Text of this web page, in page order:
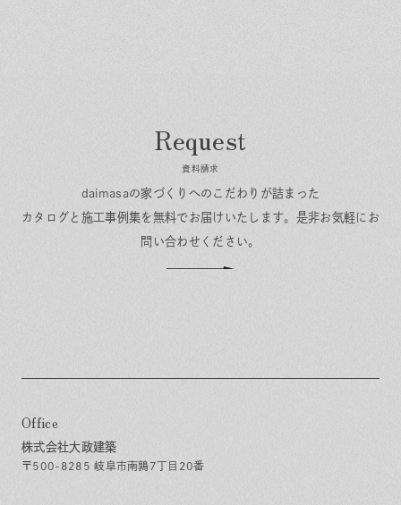
資料請求
daimasaの家づくりへのこだわりが詰まった
カタログと施工事例集を無料でお届けいたします。 是非お気軽にお
問い合わせください。
Office
株式会社大政建築
〒500-8285 岐阜市南鶉7丁目20番